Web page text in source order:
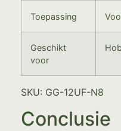
Toepassing
Geschikt
voor
SKU: GG-12UF-N8
Conclusie